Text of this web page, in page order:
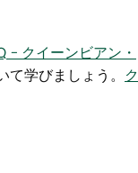
– クイーンビアン・
学びましょう。
ク